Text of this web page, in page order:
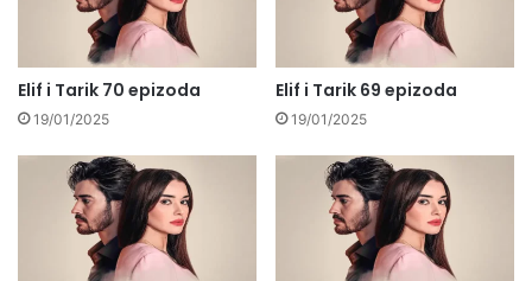
Elif i Tarik 70 epizoda
19/01/2025
Elif i Tarik 69 epizoda
19/01/2025